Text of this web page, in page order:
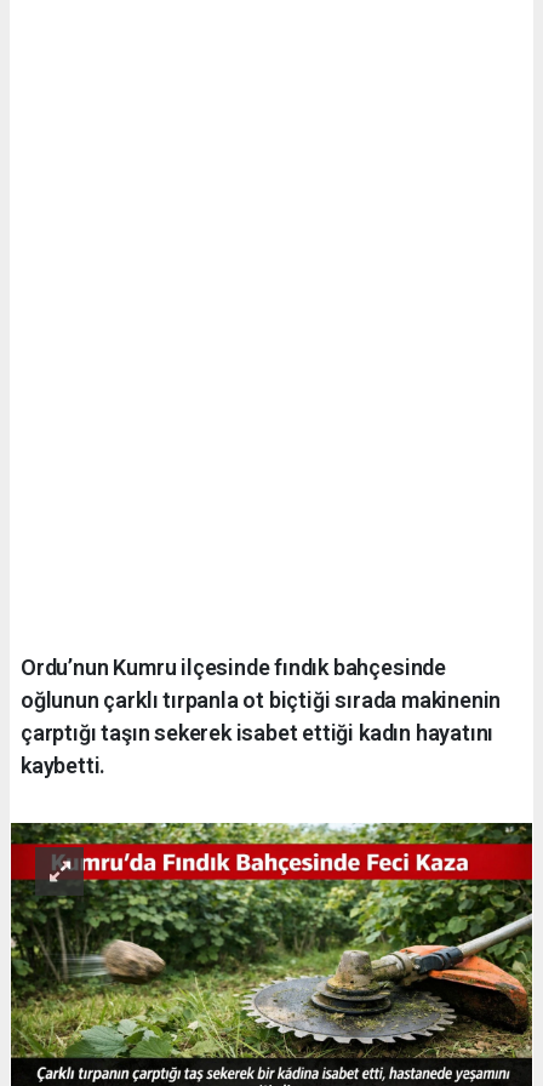
Ordu’nun Kumru ilçesinde fındık bahçesinde
oğlunun çarklı tırpanla ot biçtiği sırada makinenin
çarptığı taşın sekerek isabet ettiği kadın hayatını
kaybetti.